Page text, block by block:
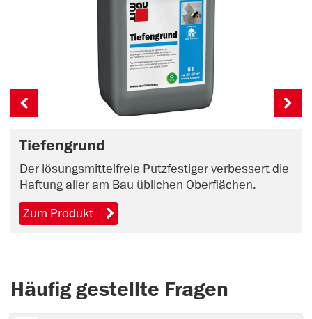
Tiefengrund
Der lösungsmittelfreie Putzfestiger verbessert die
Haftung aller am Bau üblichen Oberflächen.
Zum Produkt
Häufig gestellte Fragen